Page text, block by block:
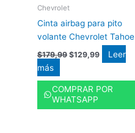
Chevrolet
Cinta airbag para pito
volante Chevrolet Tahoe
$179,99 $129,99
Leer
más
COMPRAR POR
WHATSAPP